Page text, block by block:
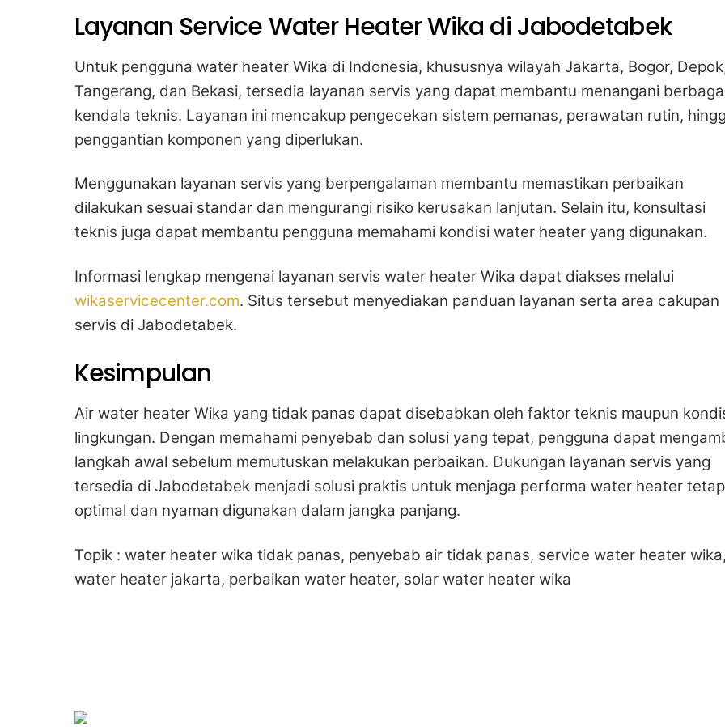
Layanan Service Water Heater Wika di Jabodetabek
Untuk pengguna water heater Wika di Indonesia, khususnya wilayah Jakarta, Bogor,
Tangerang, dan Bekasi, tersedia layanan servis yang dapat membantu menangani
kendala teknis. Layanan ini mencakup pengecekan sistem pemanas, perawatan rutin,
penggantian komponen yang diperlukan.
Menggunakan layanan servis yang berpengalaman membantu memastikan perbaikan
dilakukan sesuai standar dan mengurangi risiko kerusakan lanjutan. Selain itu, konsultasi
teknis juga dapat membantu pengguna memahami kondisi water heater yang digunakan.
Informasi lengkap mengenai layanan servis water heater Wika dapat diakses melalui
wikaservicecenter.com. Situs tersebut menyediakan panduan layanan serta area cakupan
servis di Jabodetabek.
Kesimpulan
Air water heater Wika yang tidak panas dapat disebabkan oleh faktor teknis maupun
lingkungan. Dengan memahami penyebab dan solusi yang tepat, pengguna dapat
langkah awal sebelum memutuskan melakukan perbaikan. Dukungan layanan servis yang
tersedia di Jabodetabek menjadi solusi praktis untuk menjaga performa water heater tetap
optimal dan nyaman digunakan dalam jangka panjang.
Topik : water heater wika tidak panas, penyebab air tidak panas, service water heater
water heater jakarta, perbaikan water heater, solar water heater wika